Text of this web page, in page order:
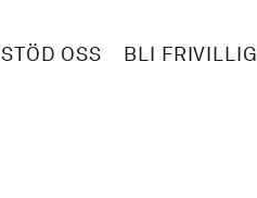
STÖD OSS BLI FRIVILLIG